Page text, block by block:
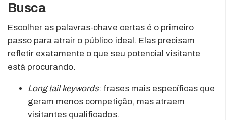
Busca
Escolher as palavras-chave certas é o primeiro
passo para atrair o público ideal. Elas precisam
refletir exatamente o que seu potencial visitante
está procurando.
Long tail keywords: frases mais específicas que
geram menos competição, mas atraem
visitantes qualificados.